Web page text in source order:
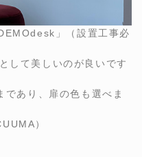
」（設置工事必
して美しいのが良いです
あり、扉の色も選べま
）